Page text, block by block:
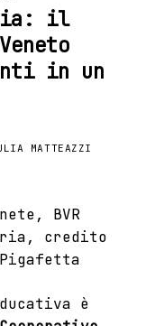
il
in un
MATTEAZZI
, BVR
, credito
è